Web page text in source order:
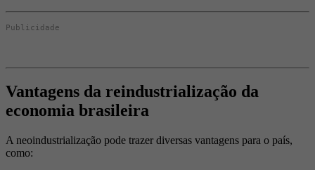
Publicidade
Vantagens da reindustrialização da
economia brasileira
A neoindustrialização pode trazer diversas vantagens para o país,
como: